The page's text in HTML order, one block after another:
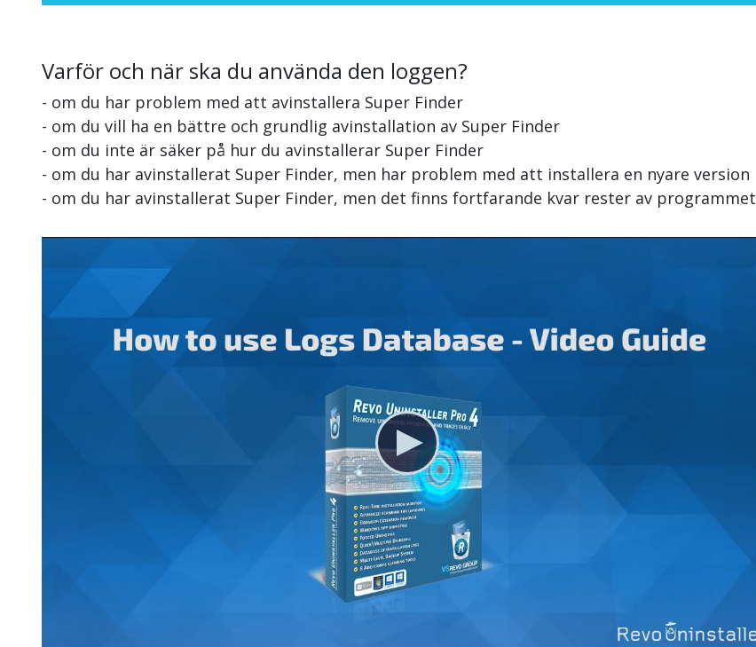
Varför och när ska du använda den loggen?
- om du har problem med att avinstallera Super Finder
- om du vill ha en bättre och grundlig avinstallation av Super Finder
- om du inte är säker på hur du avinstallerar Super Finder
- om du har avinstallerat Super Finder, men har problem med att installera en nyare version
- om du har avinstallerat Super Finder, men det finns fortfarande kvar rester av programmet